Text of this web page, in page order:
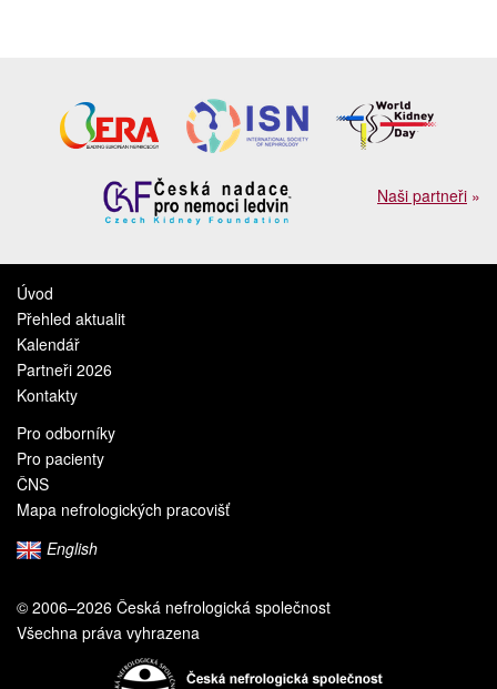
Naši partneři »
Úvod
Přehled aktualit
Kalendář
Partneři 2026
Kontakty
Pro odborníky
Pro pacienty
ČNS
Mapa nefrologických pracovišť
English
© 2006–2026 Česká nefrologická společnost
Všechna práva vyhrazena